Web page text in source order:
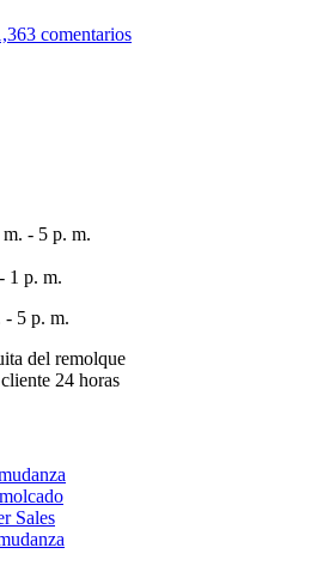
comentarios
- 5 p. m.
1 p. m.
- 5 p. m.
del remolque
24 horas
Sales